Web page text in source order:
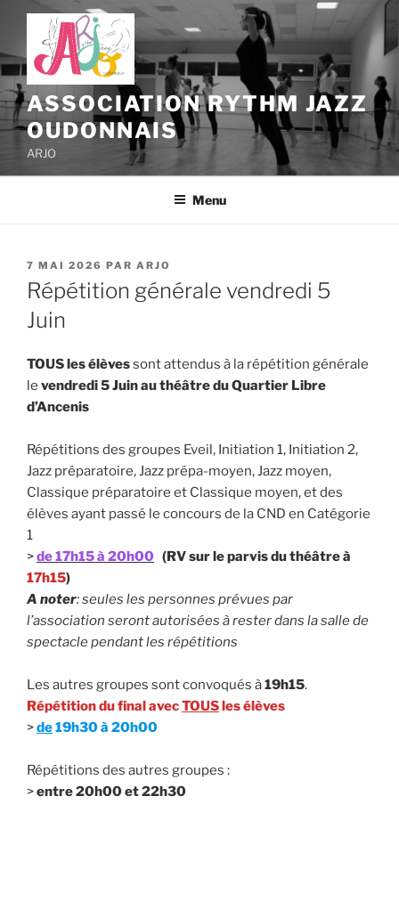
Aller
contenu
principal
ASSOCIATION RYTHM JAZZ
OUDONNAIS
ARJO
Menu
PUBLIÉ
LE
7 MAI 2026 PAR ARJO
Répétition générale vendredi 5
Juin
TOUS les élèvessont attendus à la répétition générale
le vendredi 5 Juinau théâtre du Quartier Libre
d’Ancenis
Répétitions des groupes Eveil, Initiation 1, Initiation 2,
Jazz préparatoire, Jazz prépa-moyen, Jazz moyen,
Classique préparatoire et Classique moyen, et des
élèves ayant passé le concours de la CND en Catégorie
1
>de 17h15 à 20h00 (RV sur le parvis du théâtre à
17h15)
A noter: seules les personnes prévues par
l’association seront autorisées à rester dans la salle de
spectacle pendant les répétitions
Les autres groupes sont convoqués à19h15.
Répétition du final avecTOUSles élèves
>de19h30 à 20h00
Répétitions des autres groupes :
>entre 20h00 et 22h30